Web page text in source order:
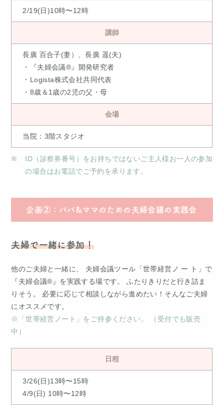
2/19(日)10時〜12時
講師
長廣 百合子(妻）、長廣 遥(夫)
・『夫婦会議®』開発研究者
・Logista株式会社共同代表
・8歳＆1歳の2児の父・母
会場
当院：3階スタジオ
ID（診察券番号）をお持ちではないご主人様お一人の参加
の場合はお電話でご予約を承ります。
企画②：パパ&ママのための夫婦会議の実践会
夫婦で一緒に参加！
他のご夫婦と一緒に、 夫婦会議ツール「世帯経営ノ ー ト」で
『夫婦会議®』を実践する場です。 ふたりきりだと行き詰ま
りそう。 必要に応じて相談しながら進めたい！そんなご夫婦
にオススメです。
※「世帯経営ノート」をご持参ください。 （受付でも販売
中）
日程
3/26(日)13時〜15時
4/9(日) 10時〜12時